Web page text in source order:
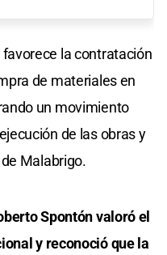
la contratación
de materiales en
un movimiento
de las obras y
Malabrigo.
Spontón valoró el
y reconoció que la